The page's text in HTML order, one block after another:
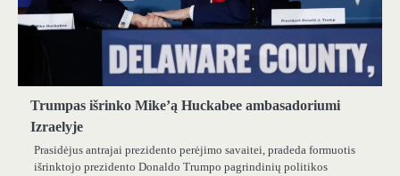
Trumpas išrinko Mike’ą Huckabee ambasadoriumi
Izraelyje
Prasidėjus antrajai prezidento perėjimo savaitei, pradeda formuotis
išrinktojo prezidento Donaldo Trumpo pagrindinių politikos